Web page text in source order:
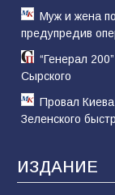
Муж и жена
предупредив
“Генерал
Сырского
Провал
Зеленского
ИЗДАНИЕ